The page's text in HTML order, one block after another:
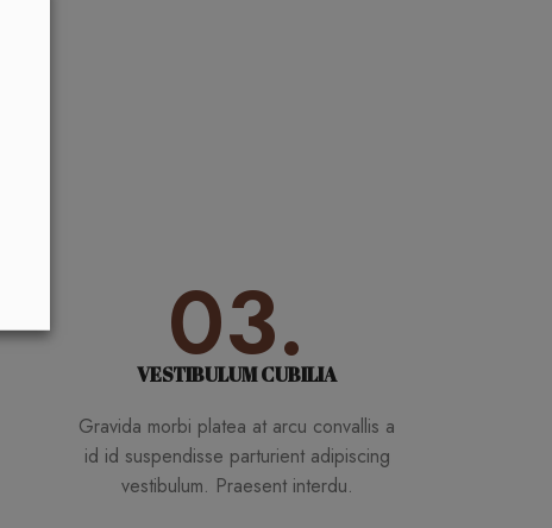
03.
VESTIBULUM CUBILIA
Gravida morbi platea at arcu convallis a
id id suspendisse parturient adipiscing
vestibulum. Praesent interdu.